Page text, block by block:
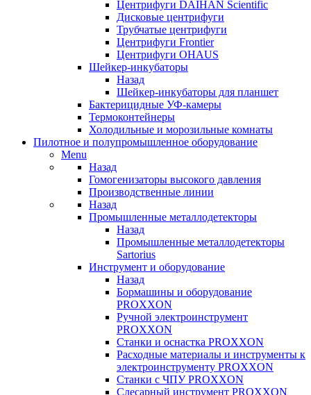
Центрифуги DAIHAN Scientific
Дисковые центрифуги
Трубчатые центрифуги
Центрифуги Frontier
Центрифуги OHAUS
Шейкер-инкубаторы
Назад
Шейкер-инкубаторы для планшет
Бактерицидные УФ-камеры
Термоконтейнеры
Холодильные и морозильные комнаты
Пилотное и полупромышленное оборудование
Menu
Назад
Гомогенизаторы высокого давления
Производственные линии
Назад
Промышленные металлодетекторы
Назад
Промышленные металлодетекторы
Sartorius
Инструмент и оборудование
Назад
Бормашины и оборудование
PROXXON
Ручной электроинструмент
PROXXON
Cтанки и оснастка PROXXON
Расходные материалы и инструменты к
электроинструменту PROXXON
Станки с ЧПУ PROXXON
Слесарный инструмент PROXXON